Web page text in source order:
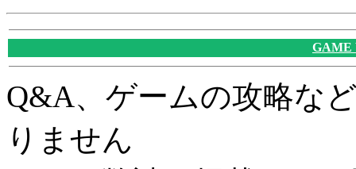
GAME
Q&A、ゲームの攻略な
りません